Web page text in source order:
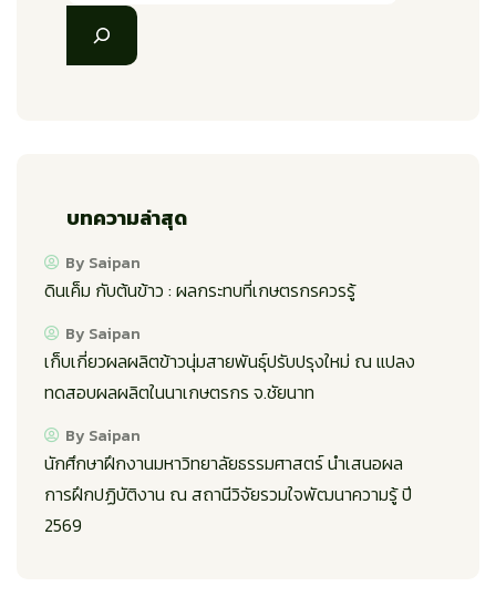
บทความล่าสุด
ดินเค็ม กับต้นข้าว : ผลกระทบที่เกษตรกรควรรู้
By Saipan
เก็บเกี่ยวผลผลิตข้าวนุ่มสายพันธุ์ปรับปรุงใหม่ ณ แปลง
ทดสอบผลผลิตในนาเกษตรกร จ.ชัยนาท
By Saipan
นักศึกษาฝึกงานมหาวิทยาลัยธรรมศาสตร์ นำเสนอผล
การฝึกปฏิบัติงาน ณ สถานีวิจัยรวมใจพัฒนาความรู้ ปี
2569
By Saipan